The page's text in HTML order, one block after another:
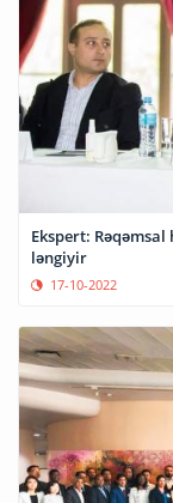
Ekspert:
ləngiyir
17-10-2022